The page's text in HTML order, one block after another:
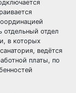
отдел
в которых
ведётся
платы, по